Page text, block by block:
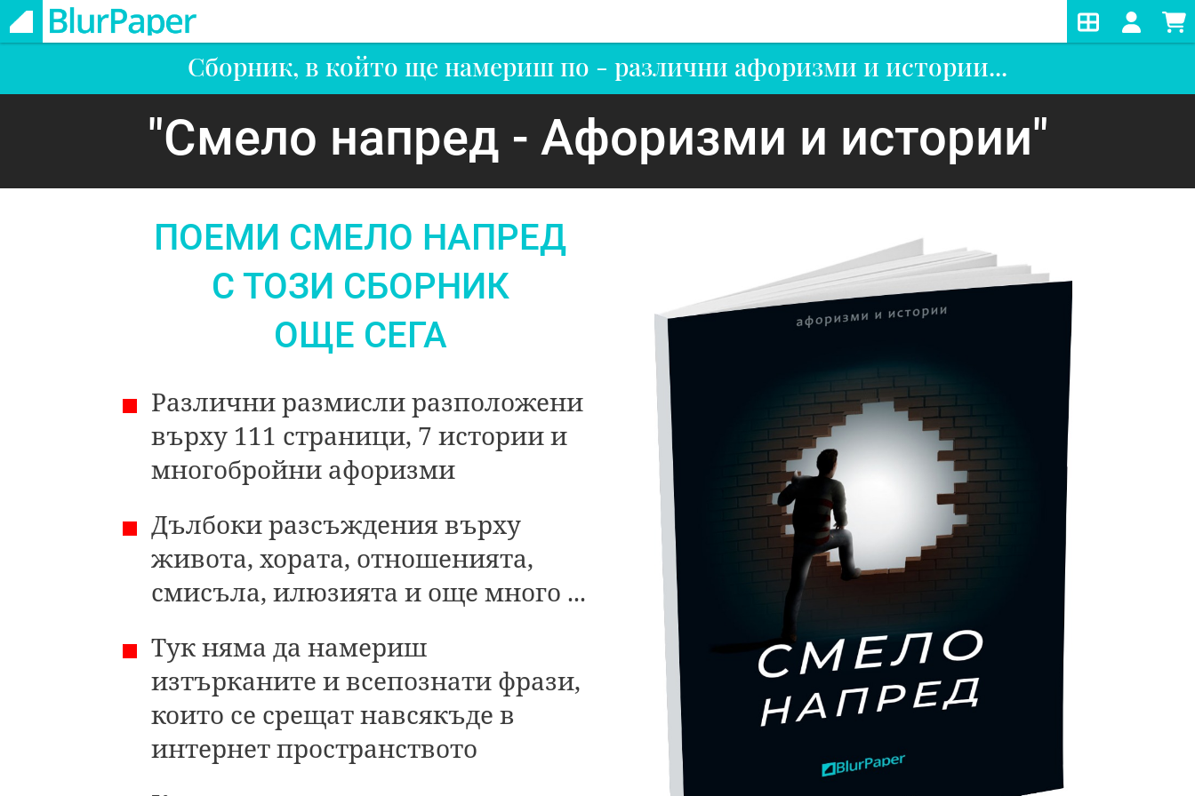
Сборник, в който ще намериш по - различни афоризми и истории...
"Смело напред - Афоризми и истории"
ПОЕМИ СМЕЛО НАПРЕД
С ТОЗИ СБОРНИК
ОЩЕ СЕГА
Различни размислиразположени
върху 111 страници, 7 истории и
многобройни афоризми
Дълбоки разсъждениявърху
живота, хората, отношенията,
смисъла, илюзията и още много ...
Тук няма да намериш
изтърканите и всепознати фрази,
които се срещат навсякъде в
интернет пространството